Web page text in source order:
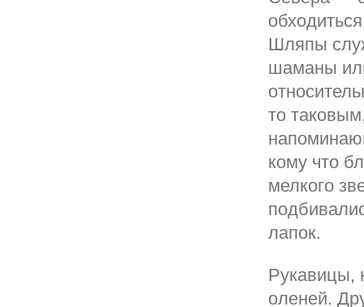
Шляпы
шаманы
то
кому что
мелкого
лапок.
Рукавицы,
оленей.